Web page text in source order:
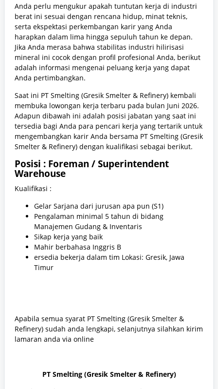
Anda perlu mengukur apakah tuntutan kerja di industri
berat ini sesuai dengan rencana hidup, minat teknis,
serta ekspektasi perkembangan karir yang Anda
harapkan dalam lima hingga sepuluh tahun ke depan.
Jika Anda merasa bahwa stabilitas industri hilirisasi
mineral ini cocok dengan profil profesional Anda, berikut
adalah informasi mengenai peluang kerja yang dapat
Anda pertimbangkan.
Saat ini PT Smelting (Gresik Smelter & Refinery) kembali
membuka lowongan kerja terbaru pada bulan Juni 2026.
Adapun dibawah ini adalah posisi jabatan yang saat ini
tersedia bagi Anda para pencari kerja yang tertarik untuk
mengembangkan karir Anda bersama PT Smelting (Gresik
Smelter & Refinery) dengan kualifikasi sebagai berikut.
Posisi : Foreman / Superintendent
Warehouse
Kualifikasi :
Gelar Sarjana dari jurusan apa pun (S1)
Pengalaman minimal 5 tahun di bidang
Manajemen Gudang & Inventaris
Sikap kerja yang baik
Mahir berbahasa Inggris B
ersedia bekerja dalam tim Lokasi: Gresik, Jawa
Timur
Apabila semua syarat PT Smelting (Gresik Smelter &
Refinery) sudah anda lengkapi, selanjutnya silahkan kirim
lamaran anda via online
PT Smelting (Gresik Smelter & Refinery)